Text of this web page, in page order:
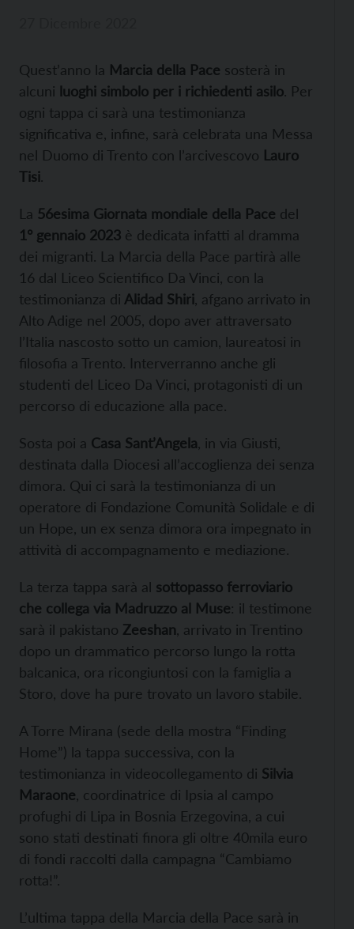
Quest’anno la Marcia della Pace sosterà in
alcuni luoghi simbolo per i richiedenti asilo. Per
ogni tappa ci sarà una testimonianza
significativa e, infine, sarà celebrata una Messa
nel Duomo di Trento con l’arcivescovo Lauro
Tisi.
La 56esima Giornata mondiale della Pace del
1° gennaio 2023 è dedicata infatti al dramma
dei migranti. La Marcia della Pace partirà alle
16 dal Liceo Scientifico Da Vinci, con la
testimonianza di Alidad Shiri , afgano arrivato in
Alto Adige nel 2005, dopo aver attraversato
l’Italia nascosto sotto un camion, laureatosi in
filosofia a Trento. Interverranno anche gli
studenti del Liceo Da Vinci, protagonisti di un
percorso di educazione alla pace.
Sosta poi a Casa Sant’Angela , in via Giusti,
destinata dalla Diocesi all’accoglienza dei senza
dimora. Qui ci sarà la testimonianza di un
operatore di Fondazione Comunità Solidale e di
un Hope, un ex senza dimora ora impegnato in
attività di accompagnamento e mediazione.
La terza tappa sarà al sottopasso ferroviario
che collega via Madruzzo al Muse: il testimone
sarà il pakistano Zeeshan , arrivato in Trentino
dopo un drammatico percorso lungo la rotta
balcanica, ora ricongiuntosi con la famiglia a
Storo, dove ha pure trovato un lavoro stabile.
A Torre Mirana (sede della mostra “Finding
Home”) la tappa successiva, con la
testimonianza in videocollegamento di Silvia
Maraone , coordinatrice di Ipsia al campo
profughi di Lipa in Bosnia Erzegovina, a cui
sono stati destinati finora gli oltre 40mila euro
di fondi raccolti dalla campagna “Cambiamo
rotta!”.
L’ultima tappa della Marcia della Pace sarà in